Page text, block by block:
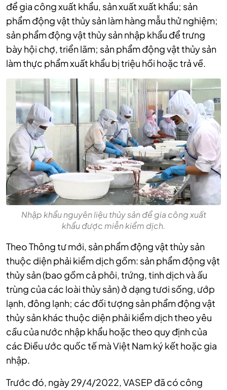
để gia công xuất khẩu, sản xuất xuất khẩu; sản
phẩm động vật thủy sản làm hàng mẫu thử nghiệm;
sản phẩm động vật thủy sản nhập khẩu để trưng
bày hội chợ, triển lãm; sản phẩm động vật thủy sản
làm thực phẩm xuất khẩu bị triệu hồi hoặc trả về.
Nhập khẩu nguyên liệu thủy sản để gia công xuất
khẩu được miễn kiểm dịch.
Theo Thông tư mới, sản phẩm động vật thủy sản
thuộc diện phải kiểm dịch gồm: sản phẩm động vật
thủy sản (bao gồm cả phôi, trứng, tinh dịch và ấu
trùng của các loài thủy sản) ở dạng tươi sống, ướp
lạnh, đông lạnh; các đối tượng sản phẩm động vật
thủy sản khác thuộc diện phải kiểm dịch theo yêu
cầu của nước nhập khẩu hoặc theo quy định của
các Điều ước quốc tế mà Việt Nam ký kết hoặc gia
nhập.
Trước đó, ngày 29/4/2022, VASEP đã có công